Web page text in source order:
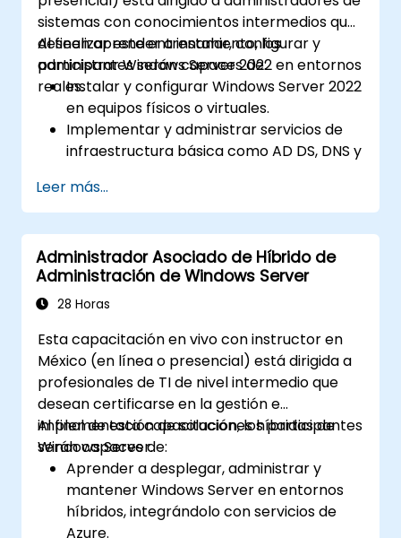
sistemas con conocimientos intermedios que
deseen aprender a instalar, configurar y
administrar Windows Server 2022 en entornos
reales.
Al finalizar este entrenamiento, los
participantes serán capaces de:
Instalar y configurar Windows Server 2022
en equipos físicos o virtuales.
Implementar y administrar servicios de
infraestructura básica como AD DS, DNS y
Aplicar virtualización, almacenamiento y
servicios de red siguiendo las mejores
prácticas.
Asegurar y administrar roles de servidor,
incluyendo Escritorio remoto, IIS y WSUS.
Leer más...
Administrador Asociado de Híbrido de
Administración de Windows Server
28 Horas
Esta capacitación en vivo con instructor en
México (en línea o presencial) está dirigida a
profesionales de TI de nivel intermedio que
desean certificarse en la gestión e
implementación de soluciones híbridas de
Windows Server.
Al final de esta capacitación, los participantes
serán capaces de:
Aprender a desplegar, administrar y
mantener Windows Server en entornos
híbridos, integrándolo con servicios de
Azure.